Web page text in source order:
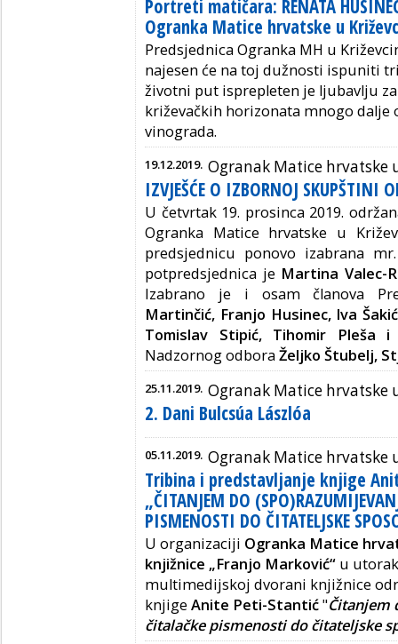
Portreti matičara: RENATA
Ogranka Matice hrvatske u
Predsjednica Ogranka MH u
najesen će na toj dužnosti ispuniti
životni put isprepleten je ljubavlju
križevačkih horizonata mnogo
vinograda.
19.12.2019. Ogranak Matice hrvatske
IZVJEŠĆE O IZBORNOJ SKUPŠTINI
U četvrtak 19. prosinca 2019.
Ogranka Matice hrvatske u
predsjednicu ponovo izabrana
potpredsjednica je Martina Valec-
Izabrano je i osam članova
Martinčić, Franjo Husinec, Iva
Tomislav Stipić, Tihomir Pleša i
Nadzornog odboraŽeljko Štubelj,
25.11.2019. Ogranak Matice hrvatske
2. Dani Bulcsúa Lászlóa
05.11.2019. Ogranak Matice hrvatske
Tribina i predstavljanje knjige
„ČITANJEM DO
PISMENOSTI DO ČITATELJSKE
U organizaciji Ogranka Matice
knjižnice „Franjo Marković“ u
multimedijskoj dvorani knjižnice
knjige Anite Peti-Stantić"Čitanjem
čitalačke pismenosti do čitateljske